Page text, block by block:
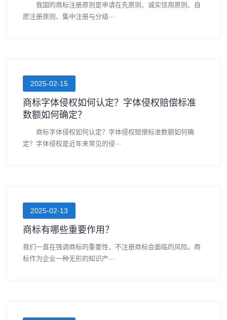
我国的商标注册原则是申请在先原则、诚实信用原则、自
愿注册原则、集中注册与分级···
2025-02-15
商标字体侵权如何认定？字体侵权赔偿标准
数额如何确定？
商标字体侵权如何认定？字体侵权赔偿标准数额如何确
定？字体侵权是近年来常见的侵···
2025-02-13
商标有哪些重要作用？
我们一直在强调商标的重要性，不注册商标会面临的风险。商
标作为企业一种无形的知识产···